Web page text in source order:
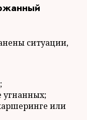
ситуации,
угнанных;
или